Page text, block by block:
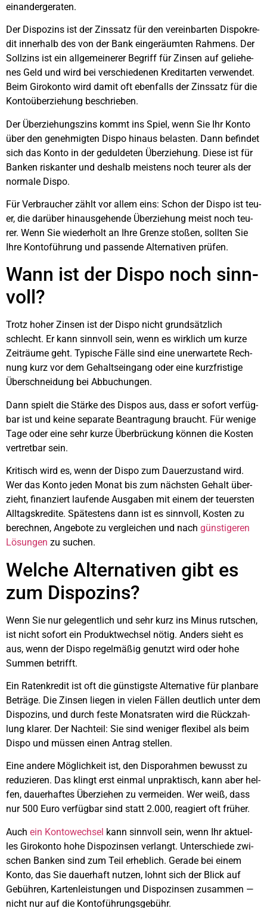
ein­an­der­ge­ra­ten.
Der Dis­po­zins ist der Zins­satz für den ver­ein­bar­ten Dis­po­kre­
dit inner­halb des von der Bank ein­ge­räum­ten Rah­mens. Der
Soll­zins ist ein all­ge­mei­ne­rer Begriff für Zin­sen auf gelie­he­
nes Geld und wird bei ver­schie­de­nen Kre­dit­ar­ten ver­wen­det.
Beim Giro­kon­to wird damit oft eben­falls der Zins­satz für die
Kon­to­über­zie­hung beschrie­ben.
Der Über­zie­hungs­zins kommt ins Spiel, wenn Sie Ihr Kon­to
über den geneh­mig­ten Dis­po hin­aus belas­ten. Dann befin­det
sich das Kon­to in der gedul­de­ten Über­zie­hung. Die­se ist für
Ban­ken ris­kan­ter und des­halb meis­tens noch teu­rer als der
nor­ma­le Dis­po.
Für Ver­brau­cher zählt vor allem eins: Schon der Dis­po ist teu­
er, die dar­über hin­aus­ge­hen­de Über­zie­hung meist noch teu­
rer. Wenn Sie wie­der­holt an Ihre Gren­ze sto­ßen, soll­ten Sie
Ihre Kon­to­füh­rung und pas­sen­de Alter­na­ti­ven prü­fen.
Wann ist der Dis­po noch sinn­
voll?
Trotz hoher Zin­sen ist der Dis­po nicht grund­sätz­lich
schlecht. Er kann sinn­voll sein, wenn es wirk­lich um kur­ze
Zeit­räu­me geht. Typi­sche Fäl­le sind eine uner­war­te­te Rech­
nung kurz vor dem Gehalts­ein­gang oder eine kurz­fris­ti­ge
Über­schnei­dung bei Abbu­chun­gen.
Dann spielt die Stär­ke des Dis­pos aus, dass er sofort ver­füg­
bar ist und kei­ne sepa­ra­te Bean­tra­gung braucht. Für weni­ge
Tage oder eine sehr kur­ze Über­brü­ckung kön­nen die Kos­ten
ver­tret­bar sein.
Kri­tisch wird es, wenn der Dis­po zum Dau­er­zu­stand wird.
Wer das Kon­to jeden Monat bis zum nächs­ten Gehalt über­
zieht, finan­ziert lau­fen­de Aus­ga­ben mit einem der teu­ers­ten
All­tags­kre­di­te. Spä­tes­tens dann ist es sinn­voll, Kos­ten zu
berech­nen, Ange­bo­te zu ver­glei­chen und nach güns­ti­ge­ren
Lösun­gen zu suchen.
Wel­che Alter­na­ti­ven gibt es
zum Dis­po­zins?
Wenn Sie nur gele­gent­lich und sehr kurz ins Minus rut­schen,
ist nicht sofort ein Pro­dukt­wech­sel nötig. Anders sieht es
aus, wenn der Dis­po regel­mä­ßig genutzt wird oder hohe
Sum­men betrifft.
Ein Raten­kre­dit ist oft die güns­tigs­te Alter­na­ti­ve für plan­ba­re
Beträ­ge. Die Zin­sen lie­gen in vie­len Fäl­len deut­lich unter dem
Dis­po­zins, und durch fes­te Monats­ra­ten wird die Rück­zah­
lung kla­rer. Der Nach­teil: Sie sind weni­ger fle­xi­bel als beim
Dis­po und müs­sen einen Antrag stel­len.
Eine ande­re Mög­lich­keit ist, den Dispo­rah­men bewusst zu
redu­zie­ren. Das klingt erst ein­mal unprak­tisch, kann aber hel­
fen, dau­er­haf­tes Über­zie­hen zu ver­mei­den. Wer weiß, dass
nur 500 Euro ver­füg­bar sind statt 2.000, reagiert oft frü­her.
Auch ein Kon­to­wech­sel kann sinn­voll sein, wenn Ihr aktu­el­
les Giro­kon­to hohe Dis­po­zin­sen ver­langt. Unter­schie­de zwi­
schen Ban­ken sind zum Teil erheb­lich. Gera­de bei einem
Kon­to, das Sie dau­er­haft nut­zen, lohnt sich der Blick auf
Gebüh­ren, Kar­ten­leis­tun­gen und Dis­po­zin­sen zusam­men —
nicht nur auf die Kon­to­füh­rungs­ge­bühr.